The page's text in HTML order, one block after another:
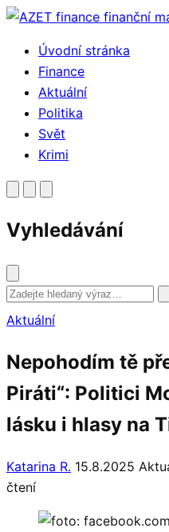
Přejít
obsahuÚvodní stránka
Finance
Aktuální
Politika
Svět
Krimi
Vyhledávání
Vyhledat
Aktuální
Nepohodím tě
Piráti“: Politici
lásku i hlasy na
Katarina R. 15.8.2025
čtení